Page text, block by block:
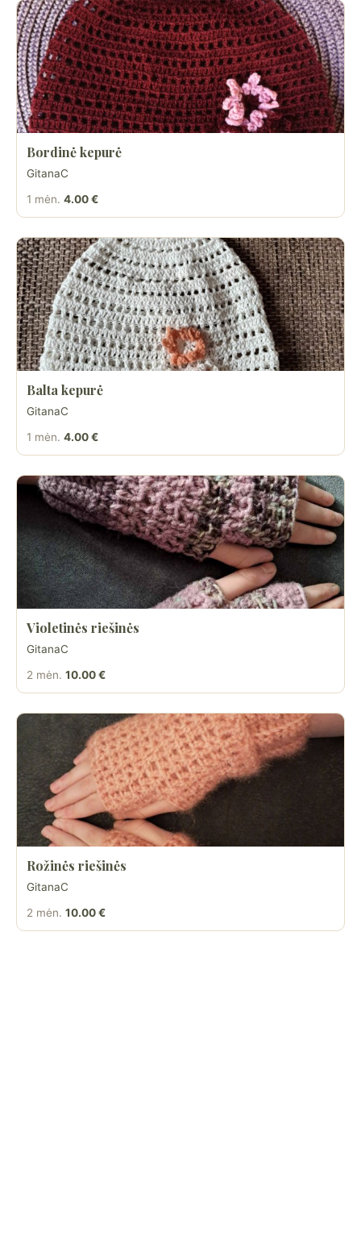
Bordinė kepurė
GitanaC
1 mėn. 4.00 €
Balta kepurė
GitanaC
1 mėn. 4.00 €
Violetinės riešinės
GitanaC
2 mėn. 10.00 €
Rožinės riešinės
GitanaC
2 mėn. 10.00 €